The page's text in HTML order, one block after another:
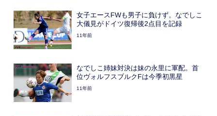
女子エースFWも男子に負けず。なでしこ
大儀見がドイツ復帰後2点目を記録
11年前
なでしこ姉妹対決は妹の永里に軍配。首
位ヴォルフスブルクFは今季初黒星
11年前